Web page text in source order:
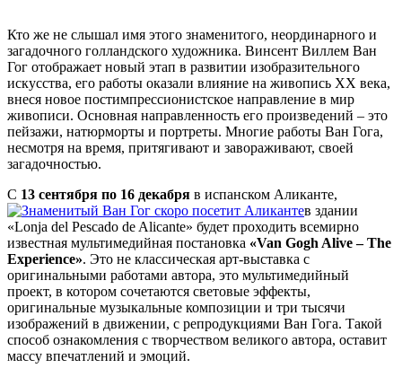
Кто же не слышал имя этого знаменитого, неординарного и
загадочного голландского художника. Винсент Виллем Ван
Гог отображает новый этап в развитии изобразительного
искусства, его работы оказали влияние на живопись XX века,
внеся новое постимпрессионистское направление в мир
живописи. Основная направленность его произведений – это
пейзажи, натюрморты и портреты. Многие работы Ван Гога,
несмотря на время, притягивают и завораживают, своей
загадочностью.
С 13 сентября по 16 декабря в испанском Аликанте,
в здании
«Lonja del Pescado de Alicante» будет проходить всемирно
известная мультимедийная постановка «Van Gogh Alive – The
Experience». Это не классическая арт-выставка с
оригинальными работами автора, это мультимедийный
проект, в котором сочетаются световые эффекты,
оригинальные музыкальные композиции и три тысячи
изображений в движении, с репродукциями Ван Гога. Такой
способ ознакомления с творчеством великого автора, оставит
массу впечатлений и эмоций.